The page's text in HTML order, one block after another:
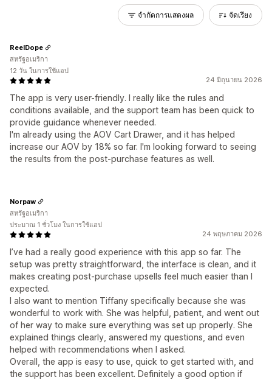
จำกัดการแสดงผล จัดเรียง
24 มิถุนายน 2026
The app is very user-friendly. I really like the rules and
conditions available, and the support team has been quick to
provide guidance whenever needed.
I'm already using the AOV Cart Drawer, and it has helped
increase our AOV by 18% so far. I'm looking forward to seeing
the results from the post-purchase features as well.
ReelDope
สหรัฐอเมริกา
12 วัน ในการใช้แอป
24 พฤษภาคม 2026
I’ve had a really good experience with this app so far. The
setup was pretty straightforward, the interface is clean, and it
makes creating post-purchase upsells feel much easier than I
expected.
I also want to mention Tiffany specifically because she was
wonderful to work with. She was helpful, patient, and went out
of her way to make sure everything was set up properly. She
explained things clearly, answered my questions, and even
helped with recommendations when I asked.
Overall, the app is easy to use, quick to get started with, and
the support has been excellent. Definitely a good option if
Norpaw
สหรัฐอเมริกา
ประมาณ 1 ชั่วโมง ในการใช้แอป